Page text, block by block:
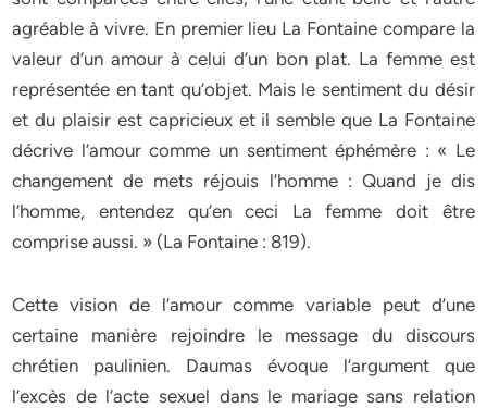
agréable à vivre. En premier lieu La Fontaine compare la
valeur d’un amour à celui d’un bon plat. La femme est
représentée en tant qu’objet. Mais le sentiment du désir
et du plaisir est capricieux et il semble que La Fontaine
décrive l’amour comme un sentiment éphémère : « Le
changement de mets réjouis l’homme : Quand je dis
l’homme, entendez qu’en ceci La femme doit être
comprise aussi. » (La Fontaine : 819).
Cette vision de l’amour comme variable peut d’une
certaine manière rejoindre le message du discours
chrétien paulinien. Daumas évoque l’argument que
l’excès de l’acte sexuel dans le mariage sans relation